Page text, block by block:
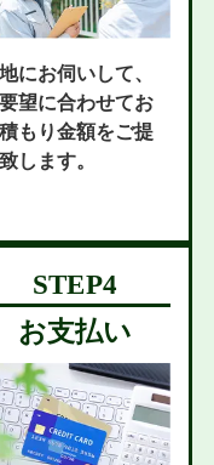
にお伺いして、
望に合わせてお
もり金額をご提
します。
お支払い